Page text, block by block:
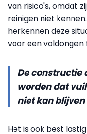
van risico's, omdat
reinigen niet
herkennen deze
voor een
De constructie
worden dat vuil
niet kan
Het is ook best